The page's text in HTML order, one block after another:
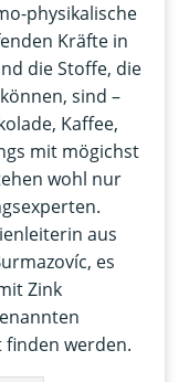
physikalische
Kräfte in
die Stoffe, die
sind –
Kaffee,
mit mögichst
wohl nur
aus
es
Zink
werden.